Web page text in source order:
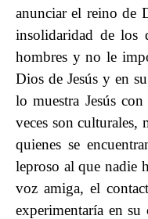
anunciar el reino de
insolidaridad de los
hombres y no le
Dios de Jesús y en
lo muestra Jesús
veces son culturales,
quienes se
leproso al que nadie
voz amiga, el
experimentaría en